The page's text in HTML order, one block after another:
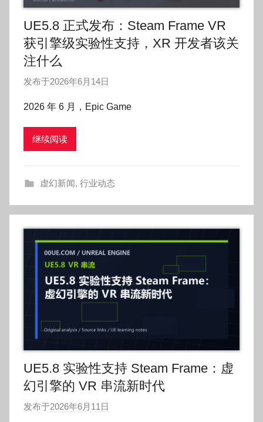
UE5.8 正式发布：Steam Frame VR
获引擎级实验性支持，XR 开发者该关
注什么
发布于2026年6月14日
:
g
o
2026 年 6 月，Epic Game
继续阅读
虚幻新闻, 行业动态
UE5.8 实验性支持 Steam Frame：虚
幻引擎的 VR 串流新时代
发布于2026年6月11日